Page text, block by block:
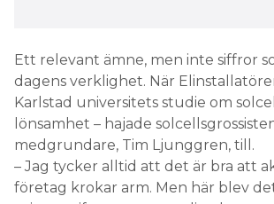
Ett relevant ämne, men inte siffror
dagens verklighet. När
Karlstad universitets studie om
lönsamhet – hajade
medgrundare, Tim Ljunggren, till.
– Jag tycker alltid att det är bra att
företag krokar arm. Men här blev